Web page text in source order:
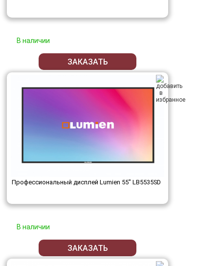
В наличии
ЗАКАЗАТЬ
Профессиональный дисплей Lumien 55" LB5535SD
В наличии
ЗАКАЗАТЬ